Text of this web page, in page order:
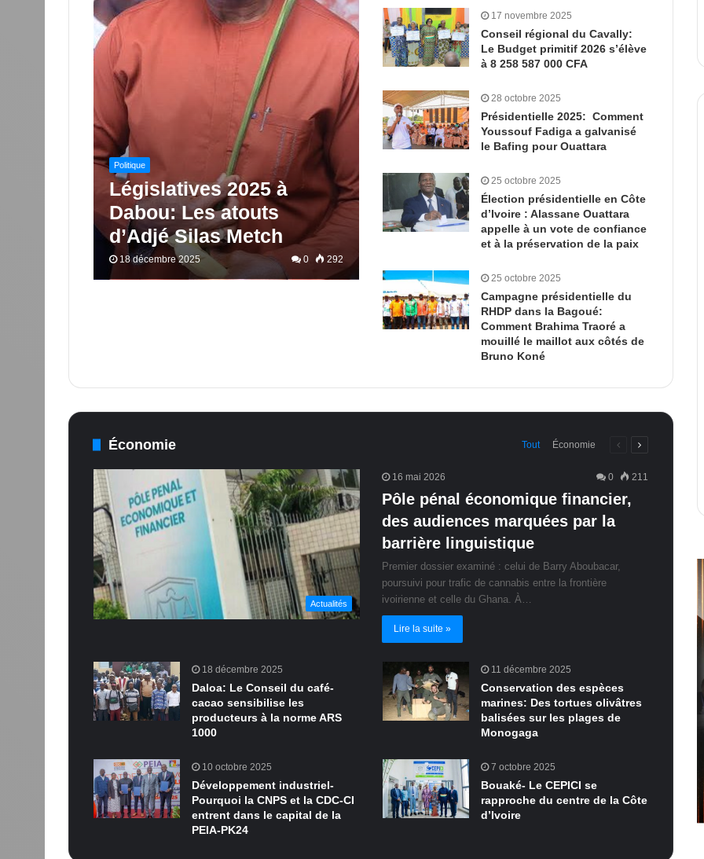
Politique
Législatives 2025 à
Dabou: Les atouts
d’Adjé Silas Metch
18 décembre 2025 0 292
17 novembre 2025
Conseil régional du Cavally:
Le Budget primitif 2026 s’élève
à 8 258 587 000 CFA
28 octobre 2025
Présidentielle 2025: Comment
Youssouf Fadiga a galvanisé
le Bafing pour Ouattara
25 octobre 2025
Élection présidentielle en Côte
d’Ivoire : Alassane Ouattara
appelle à un vote de confiance
et à la préservation de la paix
25 octobre 2025
Campagne présidentielle du
RHDP dans la Bagoué:
Comment Brahima Traoré a
mouillé le maillot aux côtés de
Bruno Koné
Économie Tout Économie
PagePage
Actualités
16 mai 2026 0 211
Pôle pénal économique financier,
des audiences marquées par la
barrière linguistique
Premier dossier examiné : celui de Barry Aboubacar,
poursuivi pour trafic de cannabis entre la frontière
ivoirienne et celle du Ghana. À…
Lire la suite »
18 décembre 2025
Daloa: Le Conseil du café-
cacao sensibilise les
producteurs à la norme ARS
1000
11 décembre 2025
Conservation des espèces
marines: Des tortues olivâtres
balisées sur les plages de
Monogaga
10 octobre 2025
Développement industriel-
Pourquoi la CNPS et la CDC-CI
entrent dans le capital de la
PEIA-PK24
7 octobre 2025
Bouaké- Le CEPICI se
rapproche du centre de la Côte
d’Ivoire